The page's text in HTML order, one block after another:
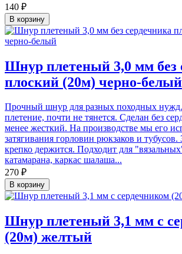
140 ₽
В корзину
Шнур плетеный 3,0 мм без
плоский (20м) черно-белый
Прочный шнур для разных походных
плетение, почти не тянется. Сделан без
менее жесткий. На производстве мы его
затягивания горловин рюкзаков и тубусов.
крепко держится. Подходит для
катамарана, каркас шалаша...
270 ₽
В корзину
Шнур плетеный 3,1 мм с
(20м) желтый